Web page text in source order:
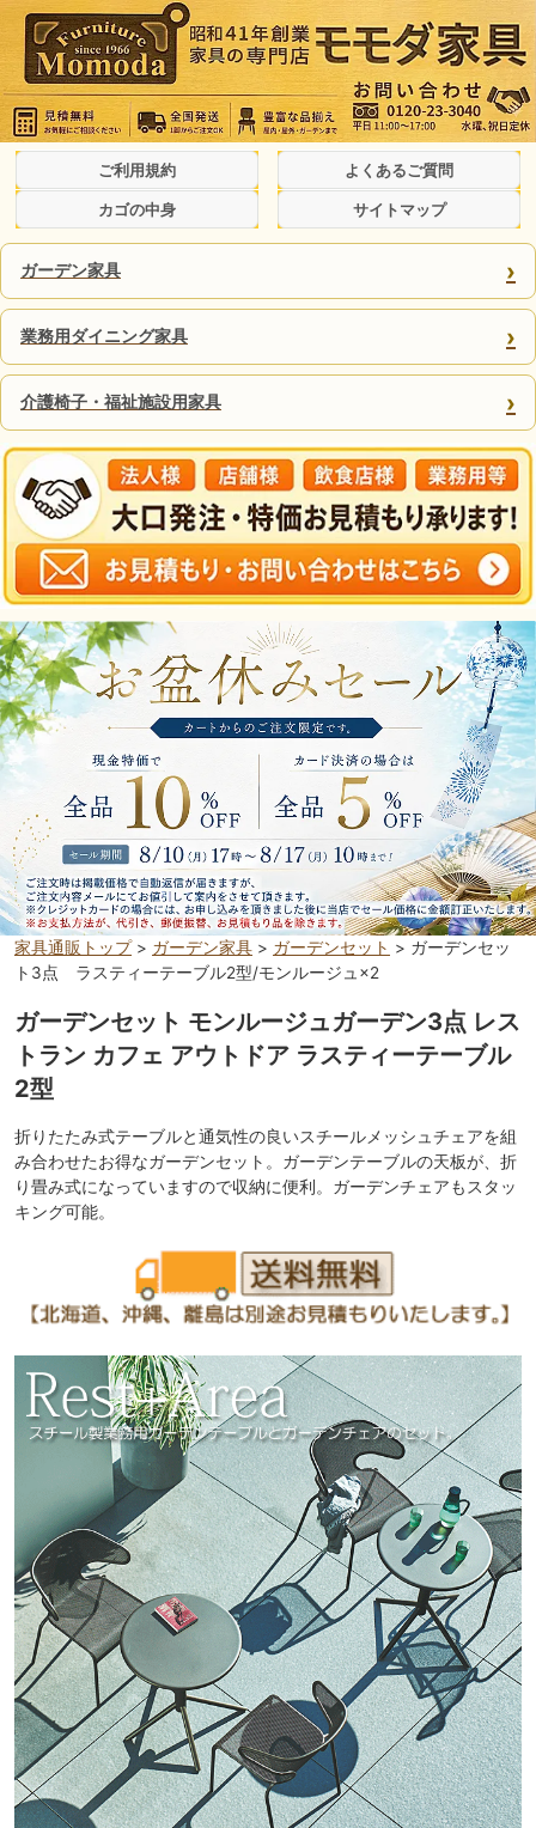
ご利用規約 よくあるご質問
カゴの中身 サイトマップ
ガーデン家具 ›
業務用ダイニング家具 ›
介護椅子・福祉施設用家具 ›
家具通販トップ> ガーデン家具 > ガーデンセット > ガーデンセッ
ト3点 ラスティーテーブル2型/モンルージュ×2
ガーデンセット モンルージュガーデン3点 レス
トラン カフェ アウトドア ラスティーテーブル
2型
折りたたみ式テーブルと通気性の良いスチールメッシュチェアを組
み合わせたお得なガーデンセット。ガーデンテーブルの天板が、折
り畳み式になっていますので収納に便利。ガーデンチェアもスタッ
キング可能。